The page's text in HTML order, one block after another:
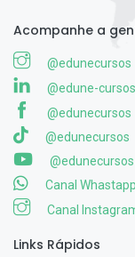
Acompanhe a
@edunecursos
@edune-cursos
@edunecursos
@edunecursos
@edunecursos
Canal Whastapp
Canal
Links Rápidos